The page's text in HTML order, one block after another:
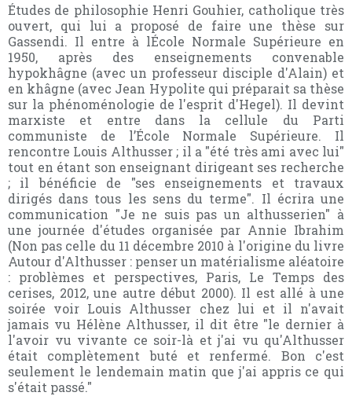
Études de philosophie Henri Gouhier, catholique très
ouvert, qui lui a proposé de faire une thèse sur
Gassendi. Il entre à lÉcole Normale Supérieure en
1950, après des enseignements convenable
hypokhâgne (avec un professeur disciple d'Alain) et
en khâgne (avec Jean Hypolite qui préparait sa thèse
sur la phénoménologie de l'esprit d'Hegel). Il devint
marxiste et entre dans la cellule du Parti
communiste de l’École Normale Supérieure. Il
rencontre Louis Althusser ; il a "été très ami avec lui"
tout en étant son enseignant dirigeant ses recherche
; il bénéficie de "ses enseignements et travaux
dirigés dans tous les sens du terme". Il écrira une
communication "Je ne suis pas un althusserien" à
une journée d'études organisée par Annie Ibrahim
(Non pas celle du 11 décembre 2010 à l'origine du livre
Autour d'Althusser : penser un matérialisme aléatoire
: problèmes et perspectives, Paris, Le Temps des
cerises, 2012, une autre début 2000). Il est allé à une
soirée voir Louis Althusser chez lui et il n'avait
jamais vu Hélène Althusser, il dit être "le dernier à
l'avoir vu vivante ce soir-là et j'ai vu qu'Althusser
était complètement buté et renfermé. Bon c'est
seulement le lendemain matin que j'ai appris ce qui
s'était passé."